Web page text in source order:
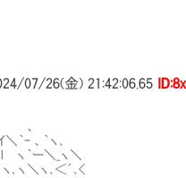
07/26(金) 21:42:06.65
ヽ､
ヽ＼
＜´､<